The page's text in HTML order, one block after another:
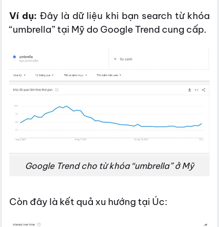
Ví dụ:Đây là dữ liệu khi bạn search từ khóa
“umbrella” tại Mỹ do Google Trend cung cấp.
Google Trend cho từ khóa “umbrella” ở Mỹ
Còn đây là kết quả xu hướng tại Úc: